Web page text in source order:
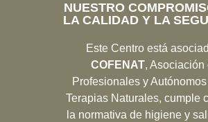
NUESTRO
LA CALIDAD Y LA
Este Centro está
COFENAT, Asociación
Profesionales y
Terapias Naturales, cumple
la normativa de higiene y